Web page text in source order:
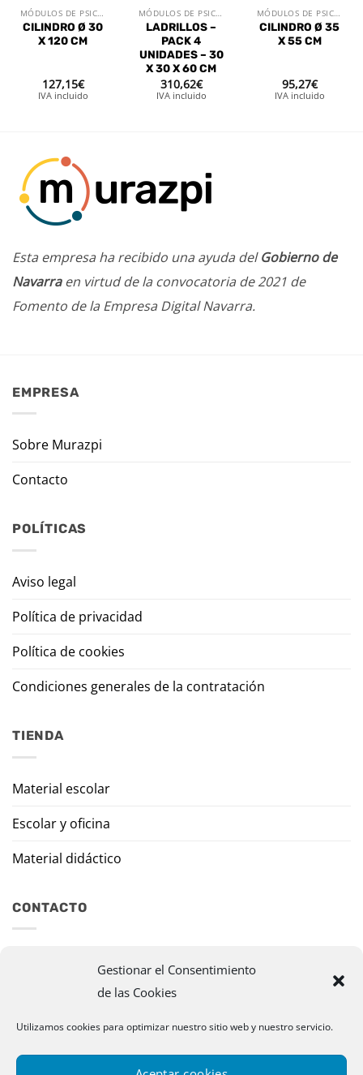
Gestionar el Consentimiento
de las Cookies
Utilizamos cookies para optimizar nuestro sitio web y nuestro servicio.
MÓDULOS DE PSICOMOTRÍCIDAD
CILINDRO Ø 30
X 120 CM
127,15€
IVA incluido
MÓDULOS DE PSICOMOTRÍCIDAD
LADRILLOS –
PACK 4
UNIDADES – 30
X 30 X 60 CM
310,62€
IVA incluido
MÓDULOS DE PSICOMOTRÍCIDAD
CILINDRO Ø 35
X 55 CM
95,27€
IVA incluido
Esta empresa ha recibido una ayuda delGobierno de
Navarraen virtud de la convocatoria de 2021 de
Fomento de la Empresa Digital Navarra.
EMPRESA
Sobre Murazpi
Contacto
POLÍTICAS
Aviso legal
Política de privacidad
Política de cookies
Condiciones generales de la contratación
TIENDA
Material escolar
Escolar y oficina
Material didáctico
CONTACTO
murazpi@murazpi.com
948 234 436 – 623 195 518